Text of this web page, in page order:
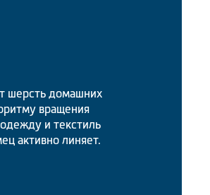
шерсть домашних
вращения
и текстиль
активно линяет.